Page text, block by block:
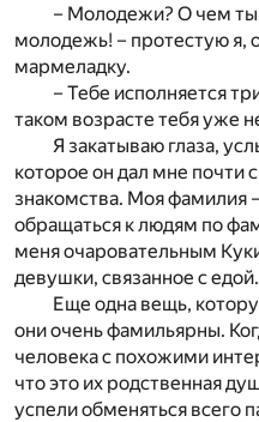
– Молодежи? О чем
молодежь! – протестую я,
мармеладку.
– Тебе исполняется
таком возрасте тебя уже
Я закатываю глаза,
которое он дал мне почти
знакомства. Моя фамилия
обращаться к людям по
меня очаровательным
девушки, связанное с
Еще одна вещь,
они очень фамильярны.
человека с похожими
что это их родственная
успели обменяться всего